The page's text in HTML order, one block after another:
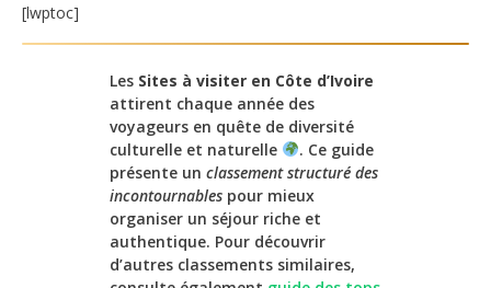
[lwptoc]
Les Sites à visiter en Côte d’Ivoire
attirent chaque année des
voyageurs en quête de diversité
culturelle et naturelle
. Ce guide
présente un classement structuré des
incontournables pour mieux
organiser un séjour riche et
authentique. Pour découvrir
d’autres classements similaires,